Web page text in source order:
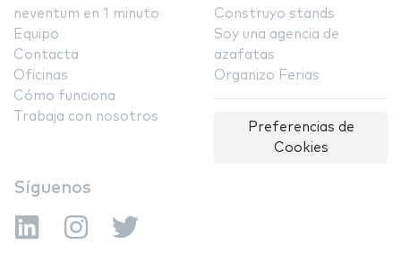
neventum en 1 minuto
Equipo
Contacta
Oficinas
Cómo funciona
Trabaja con nosotros
Construyo stands
Soy una agencia de
azafatas
Organizo Ferias
Preferencias de
Cookies
Síguenos